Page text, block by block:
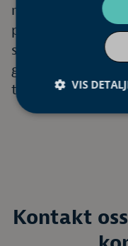
nødvendig
produkt som
sørge for en
gir deg trygghet
teknisk og i
Kontakt
VIS